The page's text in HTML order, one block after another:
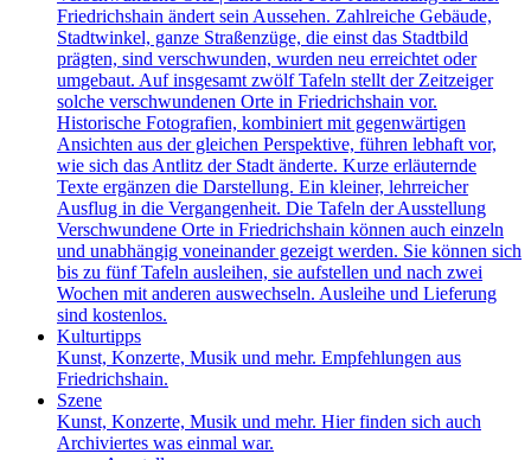
Friedrichshain ändert sein Aussehen. Zahlreiche Gebäude,
Stadtwinkel, ganze Straßenzüge, die einst das Stadtbild
prägten, sind verschwunden, wurden neu erreichtet oder
umgebaut. Auf insgesamt zwölf Tafeln stellt der Zeitzeiger
solche verschwundenen Orte in Friedrichshain vor.
Historische Fotografien, kombiniert mit gegenwärtigen
Ansichten aus der gleichen Perspektive, führen lebhaft vor,
wie sich das Antlitz der Stadt änderte. Kurze erläuternde
Texte ergänzen die Darstellung. Ein kleiner, lehrreicher
Ausflug in die Vergangenheit. Die Tafeln der Ausstellung
Verschwundene Orte in Friedrichshain können auch einzeln
und unabhängig voneinander gezeigt werden. Sie können sich
bis zu fünf Tafeln ausleihen, sie aufstellen und nach zwei
Wochen mit anderen auswechseln. Ausleihe und Lieferung
sind kostenlos.
Kulturtipps
Kunst, Konzerte, Musik und mehr. Empfehlungen aus
Friedrichshain.
Szene
Kunst, Konzerte, Musik und mehr. Hier finden sich auch
Archiviertes was einmal war.